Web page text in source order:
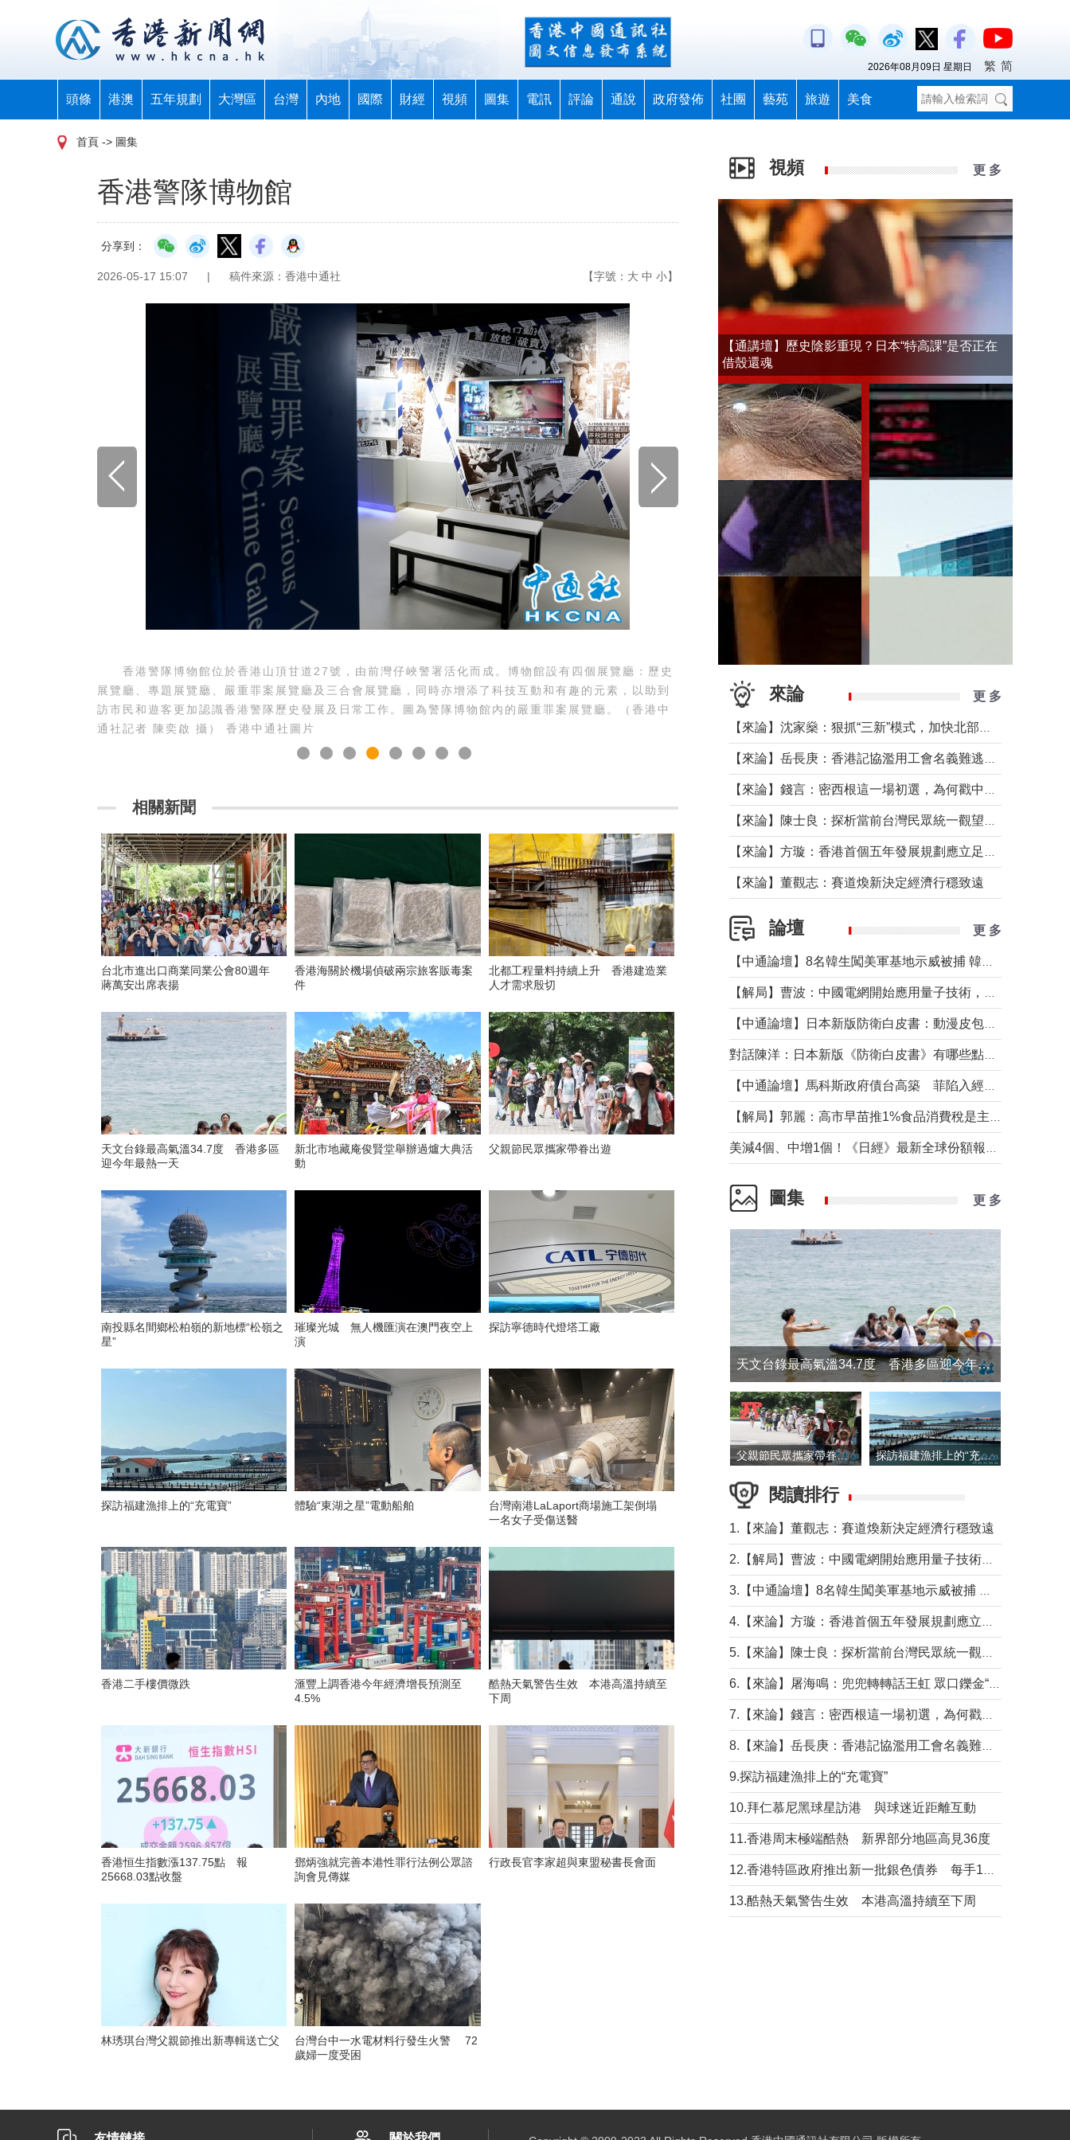
頭條 港澳 五年規劃 大灣區 台灣 內地 國際 財經 視頻 圖集 電訊 評論 通說 政府發佈 社團 藝苑 旅遊 美食
2026年08月09日 星期日 繁 简
首頁 -> 圖集
香港警隊博物館
分享到：
2026-05-17 15:07 | 稿件來源：香港中通社 【字號： 大 中 小】
香港警隊博物館位於香港山頂甘道27號，由前灣仔峽警署活化而成。博物館設有四個展覽廳：歷史
展覽廳、專題展覽廳、嚴重罪案展覽廳及三合會展覽廳，同時亦增添了科技互動和有趣的元素，以助到
訪市民和遊客更加認識香港警隊歷史發展及日常工作。圖為警隊博物館內的嚴重罪案展覽廳。（香港中
通社記者 陳奕啟 攝） 香港中通社圖片
相關新聞
台北市進出口商業同業公會80週年
蔣萬安出席表揚
香港海關於機場偵破兩宗旅客販毒案
件
北都工程量料持續上升 香港建造業
人才需求殷切
天文台錄最高氣溫34.7度 香港多區
迎今年最熱一天
新北市地藏庵俊賢堂舉辦過爐大典活
動
父親節民眾攜家帶眷出遊
南投縣名間鄉松柏嶺的新地標“松嶺之
星”
璀璨光城 無人機匯演在澳門夜空上
演
探訪寧德時代燈塔工廠
探訪福建漁排上的“充電寶” 體驗“東湖之星”電動船舶
台灣南港LaLaport商場施工架倒塌
一名女子受傷送醫
香港二手樓價微跌
滙豐上調香港今年經濟增長預測至
4.5%
酷熱天氣警告生效 本港高溫持續至
下周
香港恒生指數漲137.75點 報
25668.03點收盤
鄧炳強就完善本港性罪行法例公眾諮
詢會見傳媒
行政長官李家超與東盟秘書長會面
林琇琪台灣父親節推出新專輯送亡父
台灣台中一水電材料行發生火警 72
歲婦一度受困
視頻 更 多
【通講壇】歷史陰影重現？日本“特高課”是否正在
借殼還魂
來論 更 多
【來論】董觀志：賽道煥新決定經濟行穩致遠
論壇 更 多
圖集 更 多
天文台錄最高氣溫34.7度 香港多區迎今年最熱一天
父親節民眾攜家帶眷出遊 探訪福建漁排上的“充電寶”
閱讀排行
1.【來論】董觀志：賽道煥新決定經濟行穩致遠
9.探訪福建漁排上的“充電寶”
10.拜仁慕尼黑球星訪港 與球迷近距離互動
11.香港周末極端酷熱 新界部分地區高見36度
13.酷熱天氣警告生效 本港高溫持續至下周